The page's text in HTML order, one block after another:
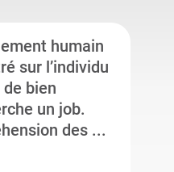
humain
sur l’individu
bien
un job.
des ...